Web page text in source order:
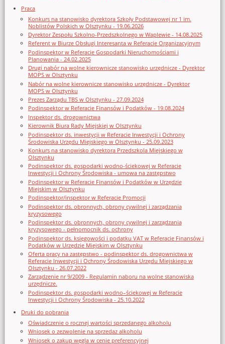
Praca
Konkurs na stanowisko dyrektora Szkoły Podstawowej nr 1 im.
Noblistów Polskich w Olsztynku - 19.06.2026
Dyrektor Zespołu Szkolno-Przedszkolnego w Waplewie - 14.08.2025
Referent w Biurze Obsługi Interesanta w Referacie Organizacyjnym
Podinspektor w Referacie Gospodarki Nieruchomościami i
Planowania - 24.02.2025
Drugi nabór na wolne kierownicze stanowisko urzędnicze - Dyrektor
MOPS w Olsztynku
Nabór na wolne kierownicze stanowisko urzędnicze - Dyrektor
MOPS w Olsztynku
Prezes Zarządu TBS w Olsztynku - 27.09.2024
Podinspektor w Referacie Finansów i Podatków - 19.08.2024
Inspektor ds. drogownictwa
Kierownik Biura Rady Miejskiej w Olsztynku
Podinspektor ds. inwestycji w Referacie Inwestycji i Ochrony
Środowiska Urzędu Miejskiego w Olsztynku - 25.09.2023
Konkurs na stanowisko dyrektora Przedszkola Miejskiego w
Olsztynku
Podinspektor ds. gospodarki wodno-ściekowej w Referacie
Inwestycji i Ochrony Środowiska - umowa na zastępstwo
Podinspektor w Referacie Finansów i Podatków w Urzędzie
Miejskim w Olsztynku
Podinspektor/inspektor w Referacie Promocji
Podinspektor ds. obronnych, obrony cywilnej i zarządzania
kryzysowego
Podinspektor ds. obronnych, obrony cywilnej i zarządzania
kryzysowego - pełnomocnik ds. ochrony
Podinspektor ds. księgowości i podatku VAT w Referacie Finansów i
Podatków w Urzędzie Miejskim w Olsztynku
Oferta pracy na zastępstwo - podinspektor ds. drogownictwa w
Referacie Inwestycji i Ochrony Środowiska Urzędu Miejskiego w
Olsztynku - 26.07.2022
Zarządzenie nr 9/2009 - Regulamin naboru na wolne stanowiska
urzędnicze.
Podinspektor ds. gospodarki wodno–ściekowej w Referacie
Inwestycji i Ochrony Środowiska - 25.10.2022
Druki do pobrania
Oświadczenie o rocznej wartości sprzedanego alkoholu
Wniosek o zezwolenie na sprzedaz alkoholu
Wniosek o zakup węgla w cenie preferencyjnej